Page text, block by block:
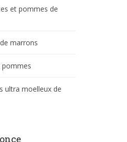
et pommes de
marrons
pommes
ultra moelleux de